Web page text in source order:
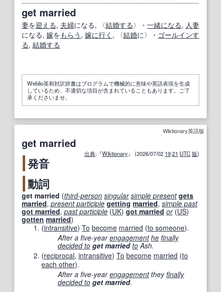
get married
妻を迎える, 夫婦になる, 〈結婚する 〉・ 一緒になる, 人妻
になる, 嫁をもらう , 嫁に行く , 〈結婚に〉・ ゴールインす
る, 結婚する
Weblio英和対訳辞書はプログラムで機械的に意味や英語表現を生成
しているため、不適切な項目が含まれていることもあります。ご了
承くださいませ。
Wiktionary英語版
get married
出典:『Wiktionary』 (2026/07/02 19:21 UTC 版)
発音
動詞
get married (third-person singular simple present gets
married, present participle getting married, simple past
got married, past participle (UK) got married or (US)
gotten married)
(intransitive) To become married (to someone).
After a five-yearengagement he finally
decided to get married to Ash.
(reciprocal, intransitive) To become married (to
each other).
After a five-yearengagementtheyfinally
decided to get married.